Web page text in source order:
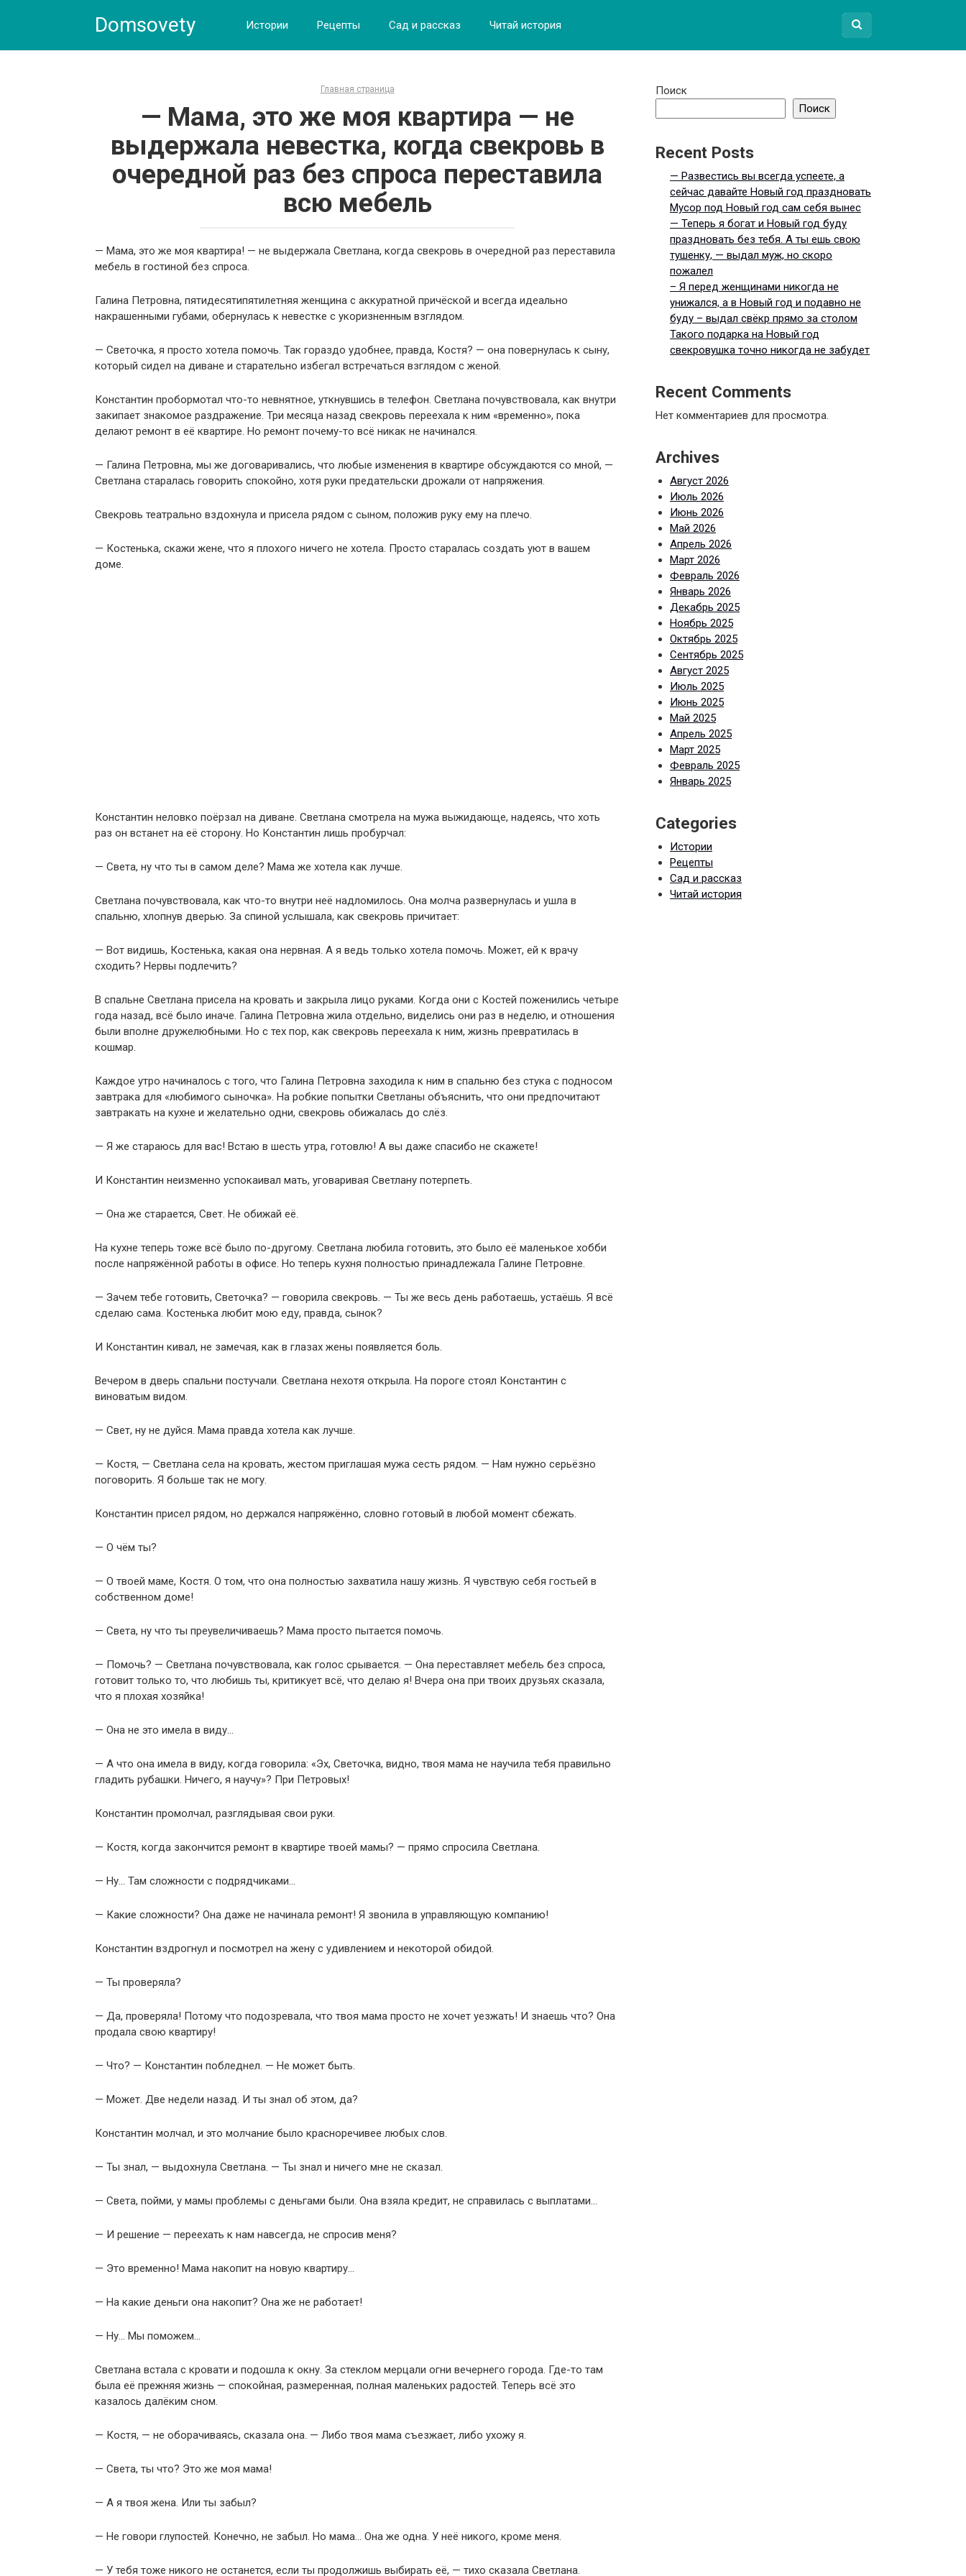
Domsovety Истории Рецепты Сад и рассказ Читай история
Главная страница
— Мама, это же моя квартира — не
выдержала невестка, когда свекровь в
очередной раз без спроса переставила
всю мебель
— Мама, это же моя квартира! — не выдержала Светлана, когда свекровь в очередной раз переставила
мебель в гостиной без спроса.
Галина Петровна, пятидесятипятилетняя женщина с аккуратной причёской и всегда идеально
накрашенными губами, обернулась к невестке с укоризненным взглядом.
— Светочка, я просто хотела помочь. Так гораздо удобнее, правда, Костя? — она повернулась к сыну,
который сидел на диване и старательно избегал встречаться взглядом с женой.
Константин пробормотал что-то невнятное, уткнувшись в телефон. Светлана почувствовала, как внутри
закипает знакомое раздражение. Три месяца назад свекровь переехала к ним «временно», пока
делают ремонт в её квартире. Но ремонт почему-то всё никак не начинался.
— Галина Петровна, мы же договаривались, что любые изменения в квартире обсуждаются со мной, —
Светлана старалась говорить спокойно, хотя руки предательски дрожали от напряжения.
Свекровь театрально вздохнула и присела рядом с сыном, положив руку ему на плечо.
— Костенька, скажи жене, что я плохого ничего не хотела. Просто старалась создать уют в вашем
доме.
Константин неловко поёрзал на диване. Светлана смотрела на мужа выжидающе, надеясь, что хоть
раз он встанет на её сторону. Но Константин лишь пробурчал:
— Света, ну что ты в самом деле? Мама же хотела как лучше.
Светлана почувствовала, как что-то внутри неё надломилось. Она молча развернулась и ушла в
спальню, хлопнув дверью. За спиной услышала, как свекровь причитает:
— Вот видишь, Костенька, какая она нервная. А я ведь только хотела помочь. Может, ей к врачу
сходить? Нервы подлечить?
В спальне Светлана присела на кровать и закрыла лицо руками. Когда они с Костей поженились четыре
года назад, всё было иначе. Галина Петровна жила отдельно, виделись они раз в неделю, и отношения
были вполне дружелюбными. Но с тех пор, как свекровь переехала к ним, жизнь превратилась в
кошмар.
Каждое утро начиналось с того, что Галина Петровна заходила к ним в спальню без стука с подносом
завтрака для «любимого сыночка». На робкие попытки Светланы объяснить, что они предпочитают
завтракать на кухне и желательно одни, свекровь обижалась до слёз.
— Я же стараюсь для вас! Встаю в шесть утра, готовлю! А вы даже спасибо не скажете!
И Константин неизменно успокаивал мать, уговаривая Светлану потерпеть.
— Она же старается, Свет. Не обижай её.
На кухне теперь тоже всё было по-другому. Светлана любила готовить, это было её маленькое хобби
после напряжённой работы в офисе. Но теперь кухня полностью принадлежала Галине Петровне.
— Зачем тебе готовить, Светочка? — говорила свекровь. — Ты же весь день работаешь, устаёшь. Я всё
сделаю сама. Костенька любит мою еду, правда, сынок?
И Константин кивал, не замечая, как в глазах жены появляется боль.
Вечером в дверь спальни постучали. Светлана нехотя открыла. На пороге стоял Константин с
виноватым видом.
— Свет, ну не дуйся. Мама правда хотела как лучше.
— Костя, — Светлана села на кровать, жестом приглашая мужа сесть рядом. — Нам нужно серьёзно
поговорить. Я больше так не могу.
Константин присел рядом, но держался напряжённо, словно готовый в любой момент сбежать.
— О чём ты?
— О твоей маме, Костя. О том, что она полностью захватила нашу жизнь. Я чувствую себя гостьей в
собственном доме!
— Света, ну что ты преувеличиваешь? Мама просто пытается помочь.
— Помочь? — Светлана почувствовала, как голос срывается. — Она переставляет мебель без спроса,
готовит только то, что любишь ты, критикует всё, что делаю я! Вчера она при твоих друзьях сказала,
что я плохая хозяйка!
— Она не это имела в виду…
— А что она имела в виду, когда говорила: «Эх, Светочка, видно, твоя мама не научила тебя правильно
гладить рубашки. Ничего, я научу»? При Петровых!
Константин промолчал, разглядывая свои руки.
— Костя, когда закончится ремонт в квартире твоей мамы? — прямо спросила Светлана.
— Ну… Там сложности с подрядчиками…
— Какие сложности? Она даже не начинала ремонт! Я звонила в управляющую компанию!
Константин вздрогнул и посмотрел на жену с удивлением и некоторой обидой.
— Ты проверяла?
— Да, проверяла! Потому что подозревала, что твоя мама просто не хочет уезжать! И знаешь что? Она
продала свою квартиру!
— Что? — Константин побледнел. — Не может быть.
— Может. Две недели назад. И ты знал об этом, да?
Константин молчал, и это молчание было красноречивее любых слов.
— Ты знал, — выдохнула Светлана. — Ты знал и ничего мне не сказал.
— Света, пойми, у мамы проблемы с деньгами были. Она взяла кредит, не справилась с выплатами…
— И решение — переехать к нам навсегда, не спросив меня?
— Это временно! Мама накопит на новую квартиру…
— На какие деньги она накопит? Она же не работает!
— Ну… Мы поможем…
Светлана встала с кровати и подошла к окну. За стеклом мерцали огни вечернего города. Где-то там
была её прежняя жизнь — спокойная, размеренная, полная маленьких радостей. Теперь всё это
казалось далёким сном.
— Костя, — не оборачиваясь, сказала она. — Либо твоя мама съезжает, либо ухожу я.
— Света, ты что? Это же моя мама!
— А я твоя жена. Или ты забыл?
— Не говори глупостей. Конечно, не забыл. Но мама… Она же одна. У неё никого, кроме меня.
— У тебя тоже никого не останется, если ты продолжишь выбирать её, — тихо сказала Светлана.
Поиск
Поиск
Recent Posts
— Развестись вы всегда успеете, а
сейчас давайте Новый год праздновать
Мусор под Новый год сам себя вынес
— Теперь я богат и Новый год буду
праздновать без тебя. А ты ешь свою
тушенку, — выдал муж, но скоро
пожалел
– Я перед женщинами никогда не
унижался, а в Новый год и подавно не
буду – выдал свёкр прямо за столом
Такого подарка на Новый год
свекровушка точно никогда не забудет
Recent Comments
Нет комментариев для просмотра.
Archives
Август 2026
Июль 2026
Июнь 2026
Май 2026
Апрель 2026
Март 2026
Февраль 2026
Январь 2026
Декабрь 2025
Ноябрь 2025
Октябрь 2025
Сентябрь 2025
Август 2025
Июль 2025
Июнь 2025
Май 2025
Апрель 2025
Март 2025
Февраль 2025
Январь 2025
Categories
Истории
Рецепты
Сад и рассказ
Читай история